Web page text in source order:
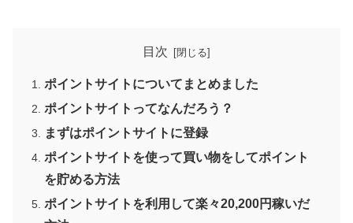
目次
ポイントサイトについてまとめました
ポイントサイトってなんだろう？
まずはポイントサイトに登録
ポイントサイトを使って買い物をしてポイント
を貯める方法
ポイントサイトを利用して楽々20,200円稼いだ